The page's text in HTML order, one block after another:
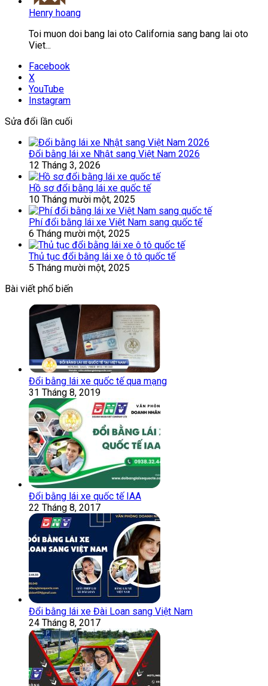
Henry hoang
Toi muon doi bang lai oto California sang bang lai oto
Viet...
Facebook
X
YouTube
Instagram
Sửa đổi lần cuối
Đổi bằng lái xe Nhật sang Việt Nam 2026
12 Tháng 3, 2026
Hồ sơ đổi bằng lái xe quốc tế
10 Tháng mười một, 2025
Phí đổi bằng lái xe Việt Nam sang quốc tế
6 Tháng mười một, 2025
Thủ tục đổi bằng lái xe ô tô quốc tế
5 Tháng mười một, 2025
Bài viết phổ biến
Đổi bằng lái xe quốc tế qua mạng
31 Tháng 8, 2019
Đổi bằng lái xe quốc tế IAA
22 Tháng 8, 2017
Đổi bằng lái xe Đài Loan sang Việt Nam
24 Tháng 8, 2017